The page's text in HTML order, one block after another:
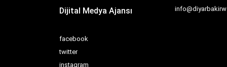
Dijital Medya Ajansı
facebook
twitter
instagram